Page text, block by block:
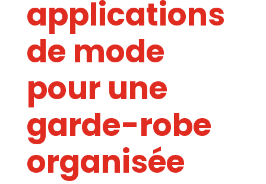
applications
de mode
pour une
garde-robe
organisée